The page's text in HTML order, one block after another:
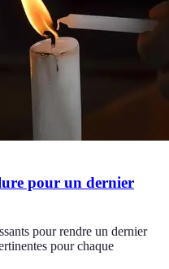
pour un dernier
pour rendre un dernier
pour chaque